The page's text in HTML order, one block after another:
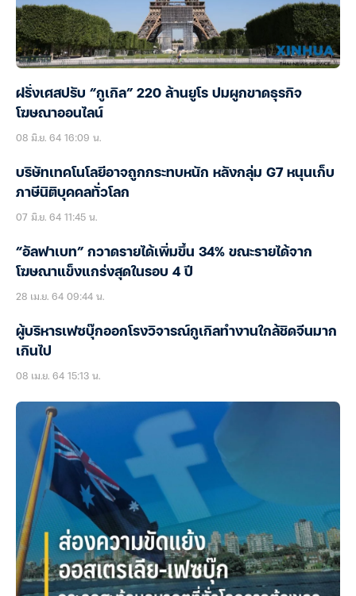
ฝรั่งเศสปรับ “กูเกิล” 220 ล้านยูโร ปมผูกขาดธุรกิจ
โฆษณาออนไลน์
08 มิ.ย. 64 16:09 น.
บริษัทเทคโนโลยีอาจถูกกระทบหนัก หลังกลุ่ม G7 หนุนเก็บ
ภาษีนิติบุคคลทั่วโลก
07 มิ.ย. 64 11:45 น.
“อัลฟาเบท” กวาดรายได้เพิ่มขึ้น 34% ขณะรายได้จาก
โฆษณาแข็งแกร่งสุดในรอบ 4 ปี
28 เม.ย. 64 09:44 น.
ผู้บริหารเฟซบุ๊กออกโรงวิจารณ์กูเกิลทำงานใกล้ชิดจีนมาก
เกินไป
08 เม.ย. 64 15:13 น.